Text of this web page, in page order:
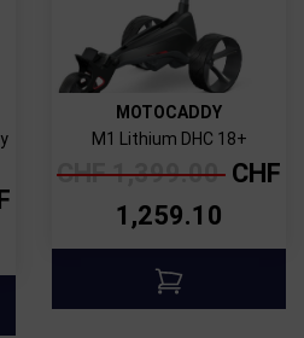
MOTOCADDY
M1 Lithium DHC 18+
CHF 1,399.00 CHF
1,259.10